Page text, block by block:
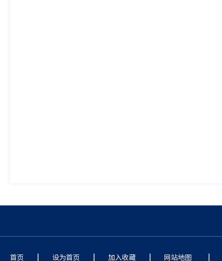
首页 | 设为首页 | 加入收藏 | 网站地图 |